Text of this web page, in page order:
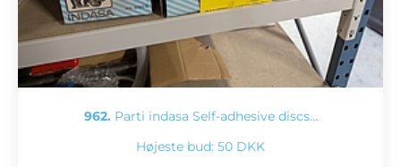
962. Parti indasa Self-adhesive discs…
Højeste bud: 50 DKK